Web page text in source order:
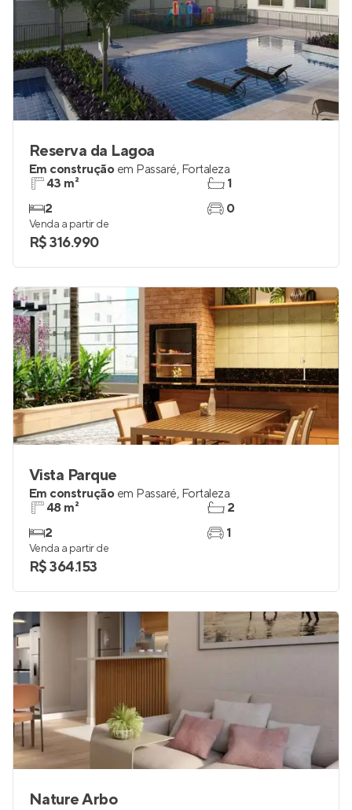
Reserva da Lagoa
Em construção em Passaré, Fortaleza
43 m²
2
1
0
Venda a partir de
R$ 316.990
Vista Parque
Em construção em Passaré, Fortaleza
48 m²
2
2
1
Venda a partir de
R$ 364.153
Nature Arbo